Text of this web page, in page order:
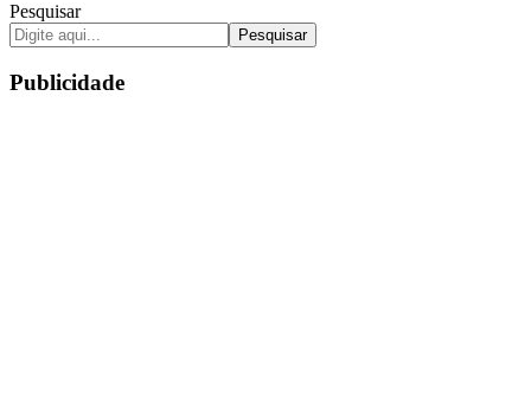
Pesquisar
Pesquisar
Publicidade